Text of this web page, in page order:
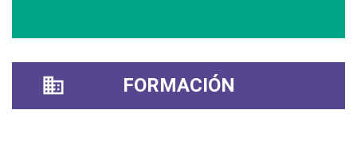
FORMACIÓN